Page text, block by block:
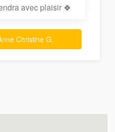
avec plaisir 🍀
Christine G.